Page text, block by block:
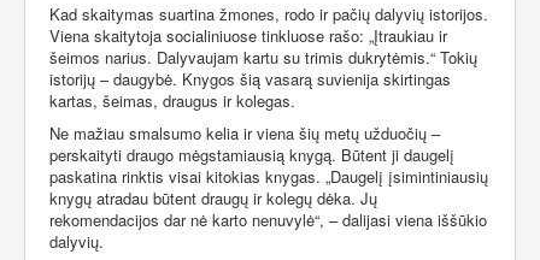
Kad skaitymas suartina žmones, rodo ir pačių dalyvių istorijos.
Viena skaitytoja socialiniuose tinkluose rašo: „Įtraukiau ir
šeimos narius. Dalyvaujam kartu su trimis dukrytėmis.“ Tokių
istorijų – daugybė. Knygos šią vasarą suvienija skirtingas
kartas, šeimas, draugus ir kolegas.
Ne mažiau smalsumo kelia ir viena šių metų užduočių –
perskaityti draugo mėgstamiausią knygą. Būtent ji daugelį
paskatina rinktis visai kitokias knygas. „Daugelį įsimintiniausių
knygų atradau būtent draugų ir kolegų dėka. Jų
rekomendacijos dar nė karto nenuvylė“, – dalijasi viena iššūkio
dalyvių.